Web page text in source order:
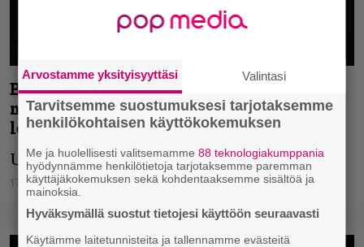
Blaze Bayley julkaisi uuden
musiikkivideon – tältä näyttää tulevan
levyn kappale Mind Reader
Uusi levy julkaistaan ensi viikolla.
17.02.2024 Jonna Ikonen
Arvostamme yksityisyyttäsi Valintasi
Tarvitsemme suostumuksesi tarjotaksemme
henkilökohtaisen käyttökokemuksen
Me ja huolellisesti valitsemamme88 teknologiakumppania
hyödynnämme henkilötietoja tarjotaksemme paremman
käyttäjäkokemuksen sekä kohdentaaksemme sisältöä ja
mainoksia.
Hyväksymällä suostut tietojesi käyttöön seuraavasti
Käytämme laitetunnisteita ja tallennamme evästeitä